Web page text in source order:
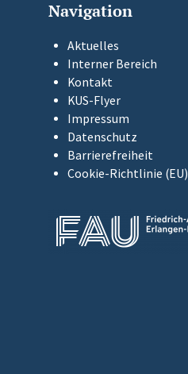
Navigation
Aktuelles
Interner Bereich
Kontakt
KUS-Flyer
Impressum
Datenschutz
Barrierefreiheit
Cookie-Richtlinie (EU)